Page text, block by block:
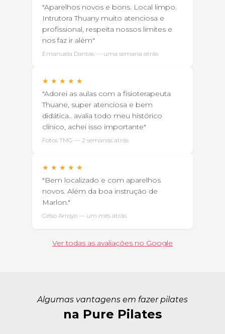
"Aparelhos novos e bons. Local limpo.
Intrutora Thuany muito atenciosa e
profissional, respeita nossos limites e
nos faz ir além"
Emanuela Dantas — uma semana atrás
★ ★ ★ ★ ★
"Adorei as aulas com a fisioterapeuta
Thuane, super atenciosa e bem
didática.. avalia todo meu histórico
clínico, achei isso importante"
Fotos TMG — 2 semanas atrás
★ ★ ★ ★ ★
"Bem localizado e com aparelhos
novos. Além da boa instrução de
Marlon."
Celso Arroyo — um mês atrás
Ver todas as avaliações no Google
Algumas vantagens em fazer pilates
na Pure Pilates